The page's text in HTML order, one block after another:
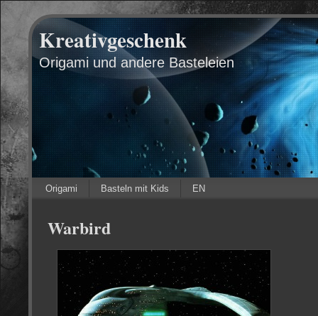
Kreativgeschenk
Origami und andere Basteleien
Origami Basteln mit Kids EN
Warbird